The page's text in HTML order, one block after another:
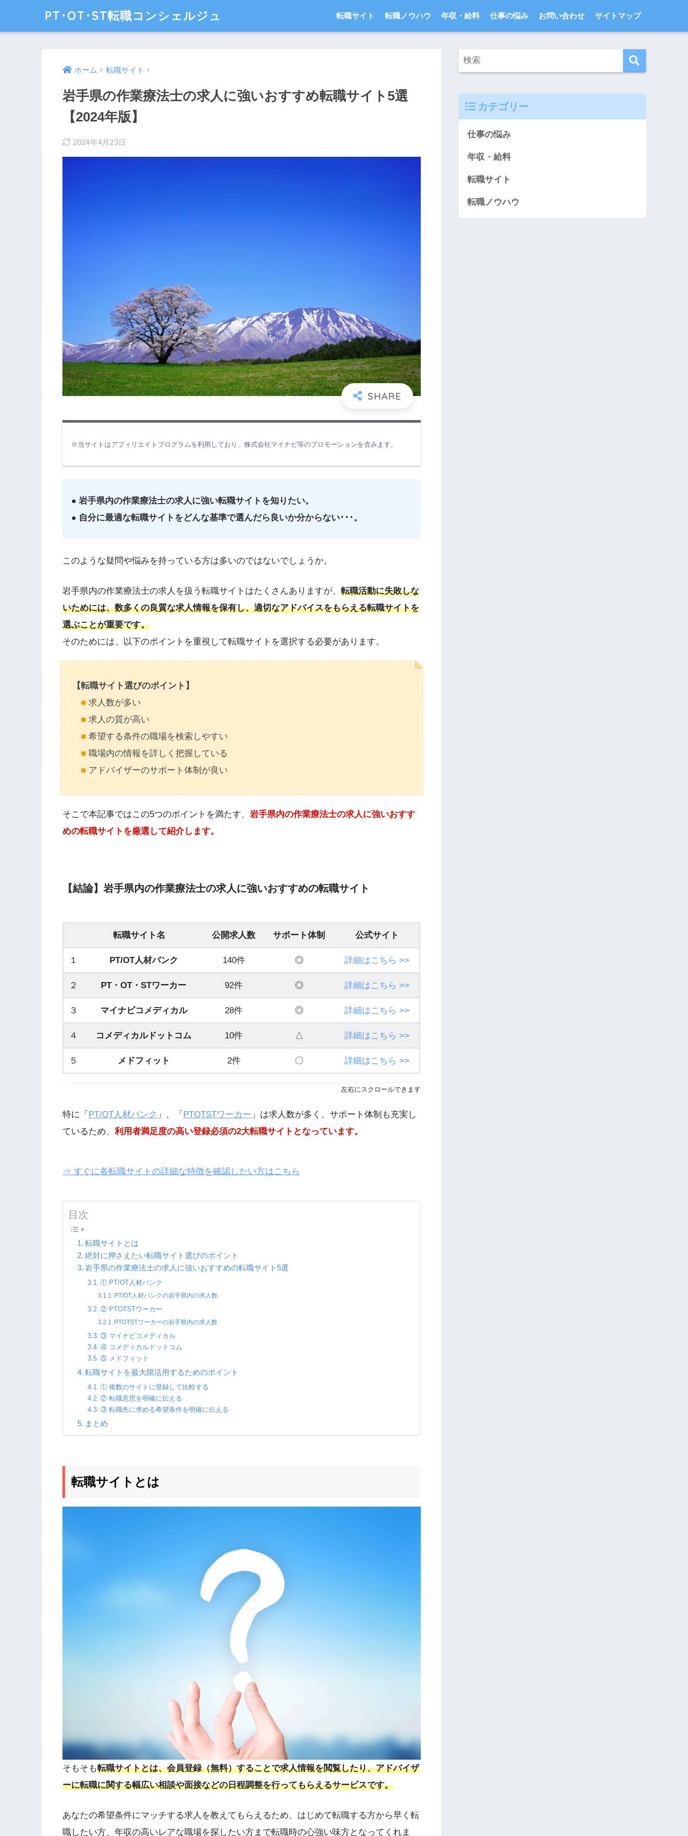
PT･OT･ST転職コンシェルジュ 転職サイト 転職ノウハウ 年収・給料 仕事の悩み お問い合わせ サイトマップ
ホーム 転職サイト
岩手県の作業療法士の求人に強いおすすめ転職サイト5選
【2024年版】
2024年4月23日
※当サイトはアフィリエイトプログラムを利用しており、株式会社マイナビ等のプロモーションを含みます。
● 岩手県内の作業療法士の求人に強い転職サイトを知りたい。
● 自分に最適な転職サイトをどんな基準で選んだら良いか分からない･･･。
このような疑問や悩みを持っている方は多いのではないでしょうか。
岩手県内の作業療法士の求人を扱う転職サイトはたくさんありますが、 転職活動に失敗しな
いためには、数多くの良質な求人情報を保有し、適切なアドバイスをもらえる転職サイトを
選ぶことが重要です。
そのためには、以下のポイントを重視して転職サイトを選択する必要があります。
【転職サイト選びのポイント】
■ 求人数が多い
■ 求人の質が高い
■ 希望する条件の職場を検索しやすい
■ 職場内の情報を詳しく把握している
■ アドバイザーのサポート体制が良い
そこで本記事ではこの5つのポイントを満たす、 岩手県内の作業療法士の求人に強いおすす
めの転職サイトを厳選して紹介します。
【結論】岩手県内の作業療法士の求人に強いおすすめの転職サイト
転職サイト名 公開求人数 サポート体制 公式サイト
１ PT/OT人材バンク 140件 ◎ 詳細はこちら >>
２ PT・OT・STワーカー 92件 ◎ 詳細はこちら >>
３ マイナビコメディカル 28件 ◎ 詳細はこちら >>
４ コメディカルドットコム 10件 △ 詳細はこちら >>
５ メドフィット 2件 〇 詳細はこちら >>
左右にスクロールできます
特に「 PT/OT人材バンク 」、「 PTOTSTワーカー 」は求人数が多く、サポート体制も充実し
ているため、 利用者満足度の高い登録必須の2大転職サイトとなっています。
⇒ すぐに各転職サイトの詳細な特徴を確認したい方はこちら
目次
転職サイトとは
絶対に押さえたい転職サイト選びのポイント
岩手県の作業療法士の求人に強いおすすめの転職サイト5選
① PT/OT人材バンク
PT/OT人材バンクの岩手県内の求人数
② PTOTSTワーカー
PTOTSTワーカーの岩手県内の求人数
③ マイナビコメディカル
④ コメディカルドットコム
⑤ メドフィット
転職サイトを最大限活用するためのポイント
① 複数のサイトに登録して比較する
② 転職意思を明確に伝える
③ 転職先に求める希望条件を明確に伝える
まとめ
転職サイトとは
そもそも転職サイトとは、会員登録（無料）することで求人情報を閲覧したり、アドバイザ
ーに転職に関する幅広い相談や面接などの日程調整を行ってもらえるサービスです。
あなたの希望条件にマッチする求人を教えてもらえるため、はじめて転職する方から早く転
職したい方、年収の高いレアな職場を探したい方まで転職時の心強い味方となってくれま
カテゴリー
仕事の悩み
年収・給料
転職サイト
転職ノウハウ